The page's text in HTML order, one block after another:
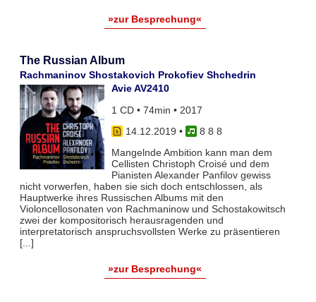
»zur Besprechung«
The Russian Album
Rachmaninov Shostakovich Prokofiev Shchedrin
Avie AV2410
1 CD • 74min • 2017
14.12.2019 •
8 8 8
Mangelnde Ambition kann man dem
Cellisten Christoph Croisé und dem
Pianisten Alexander Panfilov gewiss
nicht vorwerfen, haben sie sich doch entschlossen, als
Hauptwerke ihres Russischen Albums mit den
Violoncellosonaten von Rachmaninow und Schostakowitsch
zwei der kompositorisch herausragenden und
interpretatorisch anspruchsvollsten Werke zu präsentieren
[...]
»zur Besprechung«